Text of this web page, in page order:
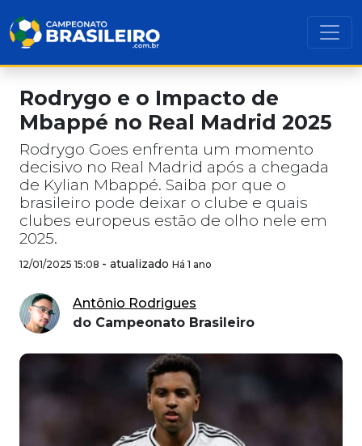
Rodrygo e o Impacto de
Mbappé no Real Madrid 2025
Rodrygo Goes enfrenta um momento
decisivo no Real Madrid após a chegada
de Kylian Mbappé. Saiba por que o
brasileiro pode deixar o clube e quais
clubes europeus estão de olho nele em
2025.
12/01/2025 15:08 - atualizado Há 1 ano
Antônio Rodrigues
do Campeonato Brasileiro